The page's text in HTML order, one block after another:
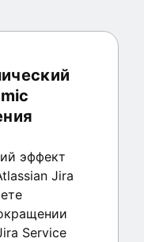
эффект
Jira
Service